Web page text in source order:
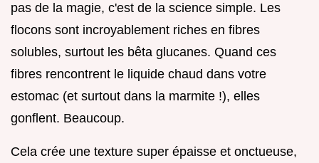
pas de la magie, c'est de la science simple. Les
flocons sont incroyablement riches en fibres
solubles, surtout les bêta glucanes. Quand ces
fibres rencontrent le liquide chaud dans votre
estomac (et surtout dans la marmite !), elles
gonflent. Beaucoup.
Cela crée une texture super épaisse et onctueuse,